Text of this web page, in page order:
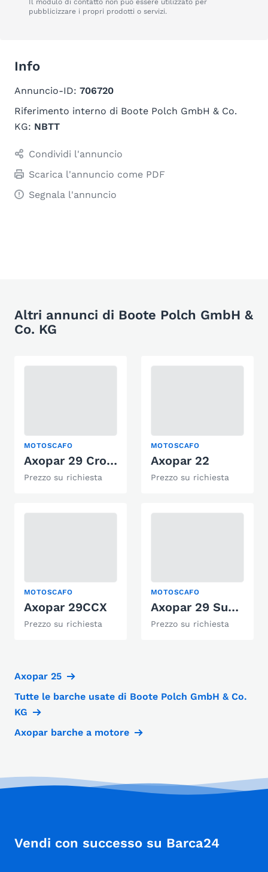
Il modulo di contatto non può essere utilizzato per
pubblicizzare i propri prodotti o servizi.
Info
Annuncio-ID: 706720
Riferimento interno di Boote Polch GmbH & Co.
KG: NBTT
Condividi l'annuncio
Scarica l'annuncio come PDF
Segnala l'annuncio
Altri annunci di Boote Polch GmbH &
Co. KG
MOTOSCAFO
Axopar 29 Cross Cabin
Prezzo su richiesta
MOTOSCAFO
Axopar 22
Prezzo su richiesta
MOTOSCAFO
Axopar 29CCX
Prezzo su richiesta
MOTOSCAFO
Axopar 29 Sun Top
Prezzo su richiesta
Axopar 25
Tutte le barche usate di Boote Polch GmbH & Co.
KG
Axopar barche a motore
Vendi con successo su Barca24